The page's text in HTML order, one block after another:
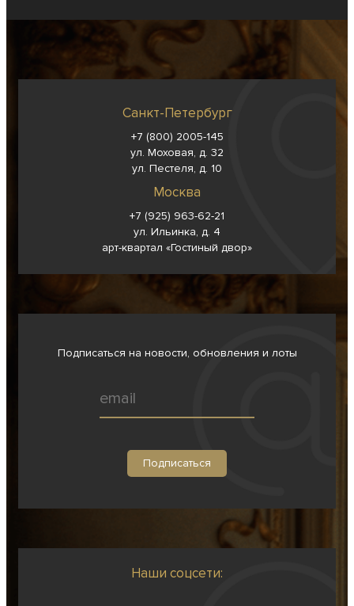
Санкт-Петербург
+7 (800) 2005-145
ул. Моховая, д. 32
ул. Пестеля, д. 10
Москва
+7 (925) 963-62-21
ул. Ильинка, д. 4
арт-квартал «Гостиный двор»
Подписаться на новости, обновления и лоты
Наши соцсети: